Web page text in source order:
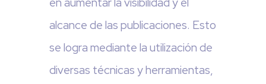
alcance de las publicaciones. Esto
se logra mediante la utilización de
diversas técnicas y herramientas,